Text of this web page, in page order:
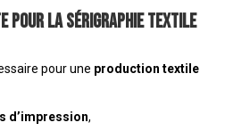
pour la sérigraphie textile
pour une production textile
d’impression,